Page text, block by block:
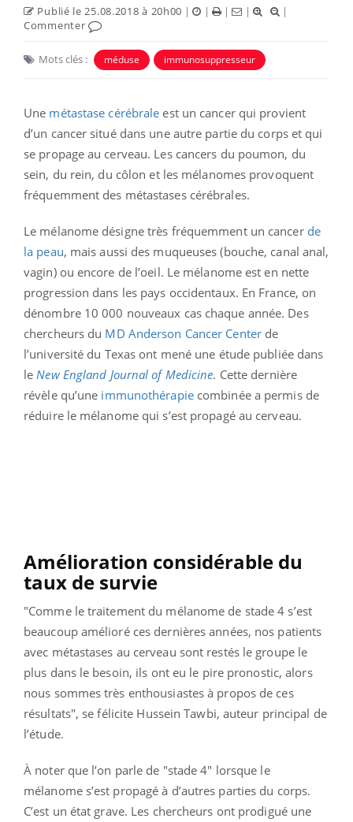
Publié le 25.08.2018 à 20h00 | | | |
|
Commenter
Mots clés : méduse immunosuppresseur
Une métastase cérébrale est un cancer qui provient
d’un cancer situé dans une autre partie du corps et qui
se propage au cerveau. Les cancers du poumon, du
sein, du rein, du côlon et les mélanomes provoquent
fréquemment des métastases cérébrales.
Le mélanome désigne très fréquemment un cancer de
la peau, mais aussi des muqueuses (bouche, canal anal,
vagin) ou encore de l’oeil. Le mélanome est en nette
progression dans les pays occidentaux. En France, on
dénombre 10 000 nouveaux cas chaque année. Des
chercheurs du MD Anderson Cancer Centerde
l’université du Texas ont mené une étude publiée dans
le New England Journal of Medicine. Cette dernière
révèle qu’une immunothérapiecombinée a permis de
réduire le mélanome qui s’est propagé au cerveau.
Amélioration considérable du
taux de survie
"Comme le traitement du mélanome de stade 4 s’est
beaucoup amélioré ces dernières années, nos patients
avec métastases au cerveau sont restés le groupe le
plus dans le besoin, ils ont eu le pire pronostic, alors
nous sommes très enthousiastes à propos de ces
résultats", se félicite Hussein Tawbi, auteur principal de
l’étude.
À noter que l’on parle de "stade 4" lorsque le
mélanome s’est propagé à d’autres parties du corps.
C’est un état grave. Les chercheurs ont prodigué une